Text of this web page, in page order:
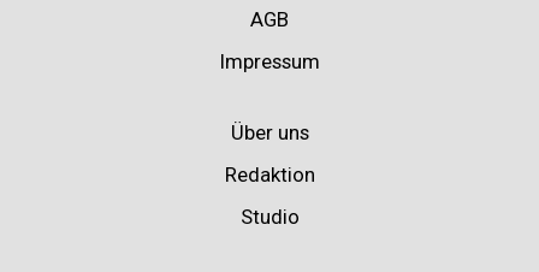
AGB
Impressum
Über uns
Redaktion
Studio